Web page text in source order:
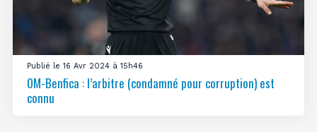
Publié le 16 Avr 2024 à 15h46
OM-Benfica : l’arbitre (condamné pour corruption) est
connu